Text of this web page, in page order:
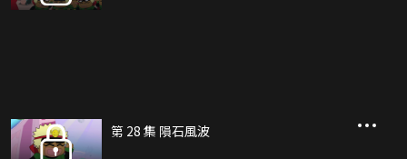
第 28 集 隕石風波